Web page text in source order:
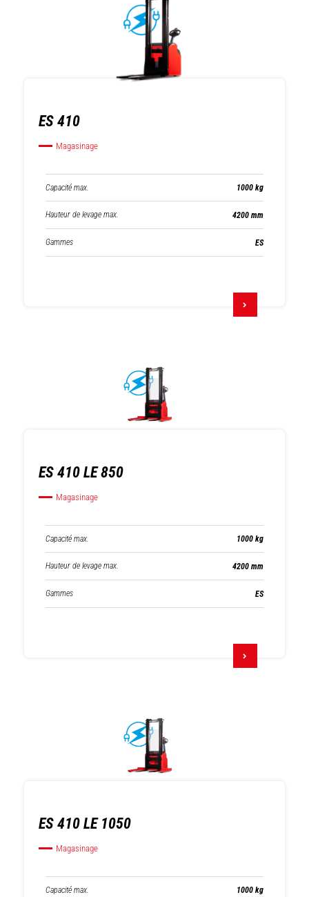
ES 410
Magasinage
Capacité max. 1000 kg
Hauteur de levage max. 4200 mm
Gammes ES
ES 410 LE 850
Magasinage
Capacité max. 1000 kg
Hauteur de levage max. 4200 mm
Gammes ES
ES 410 LE 1050
Magasinage
Capacité max. 1000 kg